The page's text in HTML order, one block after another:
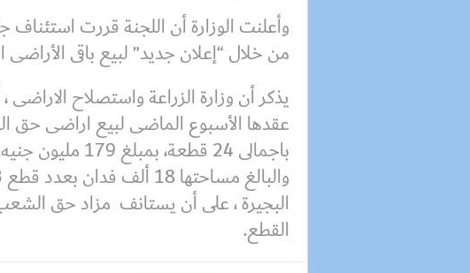
وأعلنت الوزارة أن اللجنة قررت
من خلال “إعلان جديد” لبيع باقى
يذكر أن وزارة الزراعة واستصلاح
باجمالى 24
البجيرة ، على أن يستانف مزاد حق الشعب
القطع.